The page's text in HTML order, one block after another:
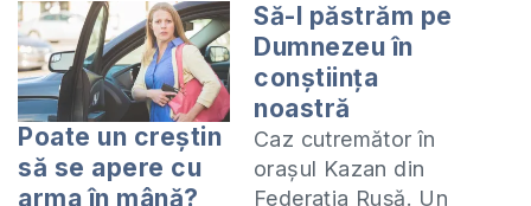
Poate un creștin
să se apere cu
arma în mână?
Să-l păstrăm pe
Dumnezeu în
conștiința
noastră
Caz cutremător în
orașul Kazan din
Federația Rusă. Un